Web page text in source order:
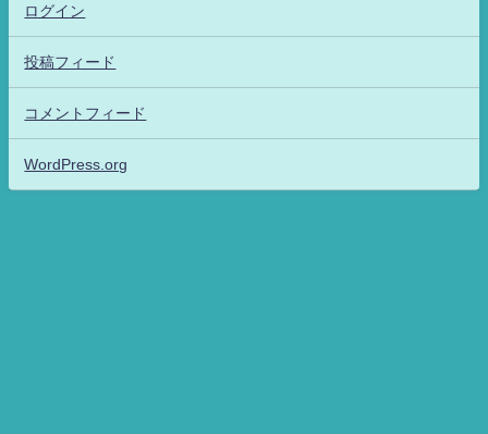
ログイン
投稿フィード
コメントフィード
WordPress.org